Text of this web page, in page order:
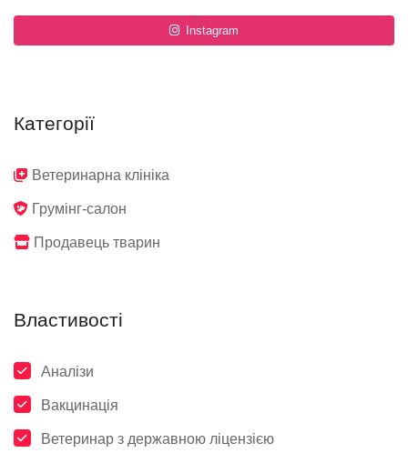
Instagram
Категорії
Ветеринарна клініка
Грумінг-салон
Продавець тварин
Властивості
Аналізи
Вакцинація
Ветеринар з державною ліцензією